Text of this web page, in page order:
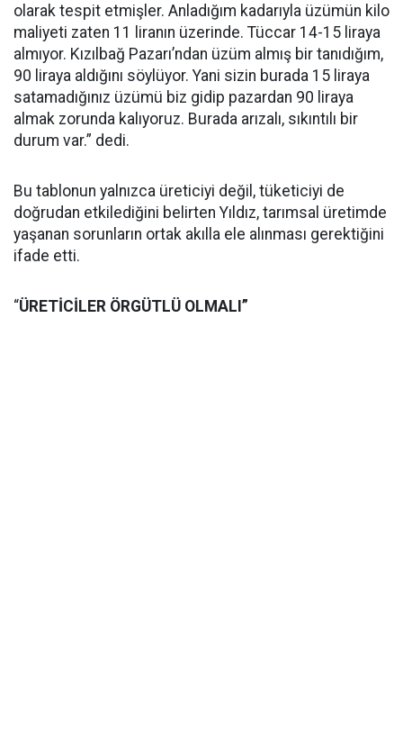
olarak tespit etmişler. Anladığım kadarıyla üzümün kilo
maliyeti zaten 11 liranın üzerinde. Tüccar 14-15 liraya
almıyor. Kızılbağ Pazarı’ndan üzüm almış bir tanıdığım,
90 liraya aldığını söylüyor. Yani sizin burada 15 liraya
satamadığınız üzümü biz gidip pazardan 90 liraya
almak zorunda kalıyoruz. Burada arızalı, sıkıntılı bir
durum var.” dedi.
Bu tablonun yalnızca üreticiyi değil, tüketiciyi de
doğrudan etkilediğini belirten Yıldız, tarımsal üretimde
yaşanan sorunların ortak akılla ele alınması gerektiğini
ifade etti.
“ÜRETİCİLER ÖRGÜTLÜ OLMALI”